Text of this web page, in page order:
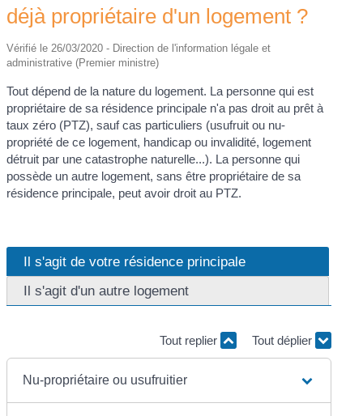
déjà propriétaire d'un logement ?
Vérifié le 26/03/2020 - Direction de l'information légale et
administrative (Premier ministre)
Tout dépend de la nature du logement. La personne qui est
propriétaire de sa résidence principale n'a pas droit au prêt à
taux zéro (PTZ), sauf cas particuliers (usufruit ou nu-
propriété de ce logement, handicap ou invalidité, logement
détruit par une catastrophe naturelle...). La personne qui
possède un autre logement, sans être propriétaire de sa
résidence principale, peut avoir droit au PTZ.
Il s'agit de votre résidence principale
Il s'agit d'un autre logement
Tout replier Tout déplier
Nu-propriétaire ou usufruitier